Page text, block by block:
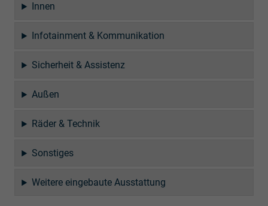
Innen
Infotainment & Kommunikation
Sicherheit & Assistenz
Außen
Räder & Technik
Sonstiges
Weitere eingebaute Ausstattung